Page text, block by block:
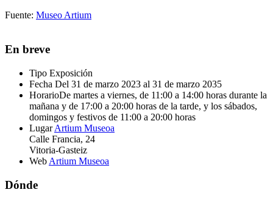
Fuente: Museo Artium
En breve
Tipo Exposición
Fecha Del 31 de marzo 2023 al 31 de marzo 2035
HorarioDe martes a viernes, de 11:00 a 14:00 horas durante la
mañana y de 17:00 a 20:00 horas de la tarde, y los sábados,
domingos y festivos de 11:00 a 20:00 horas
Lugar Artium Museoa
Calle Francia, 24
Vitoria-Gasteiz
Web Artium Museoa
Dónde